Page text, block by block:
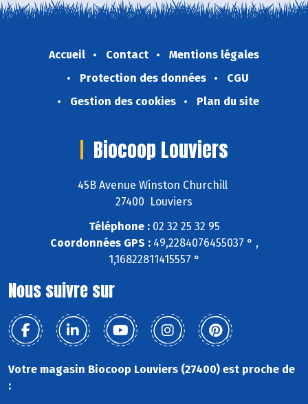
Accueil Contact
Mentions légales
Protection des données
CGU
Gestion des cookies
Plan du site
Biocoop Louviers
45B Avenue Winston Churchill
27400 Louviers
Téléphone :02 32 25 32 95
Coordonnées GPS :49,2284076455037 ° ,
1,16822811415557 °
Nous suivre sur
Votre magasin Biocoop Louviers (27400) est proche de
: